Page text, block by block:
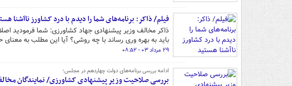
فیلم/ ذاکر: برنامه‌های شما را دیدم با درد کشاورز ناآشنا
ذاکر مخالف وزیر پیشنهادی جهاد کشاورزی: شما فرمودید
باید به بهره وری رساند با چه روشی؟ آیا این مطلب به
۲۹ مرداد ۰۳ - ۰۸:۵۲
ادامه بررسی برنامه‌های دولت چهاردهم در مجلس؛
بررسی صلاحیت وزیر پیشنهادی کشاورزی/ نمایندگان